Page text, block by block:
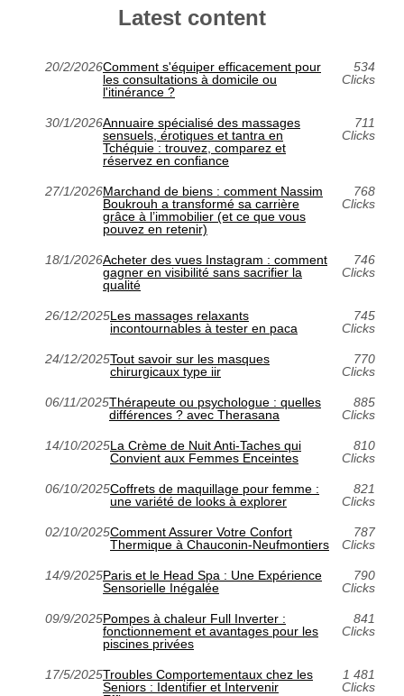
Latest content
20/2/2026Comment s'équiper efficacement pour
les consultations à domicile ou
l'itinérance ?
534
Clicks
30/1/2026Annuaire spécialisé des massages
sensuels, érotiques et tantra en
Tchéquie : trouvez, comparez et
réservez en confiance
711
Clicks
27/1/2026Marchand de biens : comment Nassim
Boukrouh a transformé sa carrière
grâce à l’immobilier (et ce que vous
pouvez en retenir)
768
Clicks
18/1/2026Acheter des vues Instagram : comment
gagner en visibilité sans sacrifier la
qualité
746
Clicks
26/12/2025Les massages relaxants
incontournables à tester en paca
745
Clicks
24/12/2025Tout savoir sur les masques
chirurgicaux type iir
770
Clicks
06/11/2025Thérapeute ou psychologue : quelles
différences ? avec Therasana
885
Clicks
14/10/2025La Crème de Nuit Anti-Taches qui
Convient aux Femmes Enceintes
810
Clicks
06/10/2025Coffrets de maquillage pour femme :
une variété de looks à explorer
821
Clicks
02/10/2025Comment Assurer Votre Confort
Thermique à Chauconin-Neufmontiers
787
Clicks
14/9/2025Paris et le Head Spa : Une Expérience
Sensorielle Inégalée
790
Clicks
09/9/2025Pompes à chaleur Full Inverter :
fonctionnement et avantages pour les
piscines privées
841
Clicks
17/5/2025Troubles Comportementaux chez les
Seniors : Identifier et Intervenir
1 481
Clicks